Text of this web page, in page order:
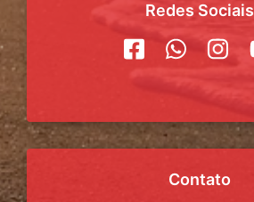
Redes Sociais
Contato